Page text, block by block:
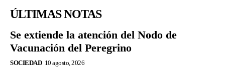
ÚLTIMAS NOTAS
Se extiende la atención del Nodo de
Vacunación del Peregrino
SOCIEDAD 10 agosto, 2026